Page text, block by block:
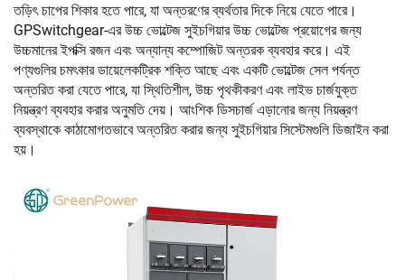
তড়িৎ চাপের শিকার হতে পারে, যা অন্তরণের ব্যর্থতার দিকে নিয়ে যেতে পারে।
GPSwitchgear-এর উচ্চ ভোল্টেজ সুইচগিয়ার উচ্চ ভোল্টেজ প্রয়োগের জন্য
উচ্চমানের ইপক্সি রজন এবং অন্যান্য কম্পোজিট অন্তরক ব্যবহার করে। এই
পণ্যগুলির চমৎকার ডায়েলেকট্রিক শক্তি আছে এবং একটি ভোল্টেজ সেল পর্যন্ত
অন্তরিত করা যেতে পারে, যা স্থিতিশীল, উচ্চ পৃথকীকরণ এবং লাইভ চার্জযুক্ত
নিয়ন্ত্রণ ব্যবহার করার অনুমতি দেয়। আংশিক ডিসচার্জ এড়ানোর জন্য নিয়ন্ত্রণ
ব্যবস্থাকে কাঠামোগতভাবে অন্তরিত করার জন্য সুইচগিয়ার সিস্টেমগুলি ডিজাইন করা
হয়।